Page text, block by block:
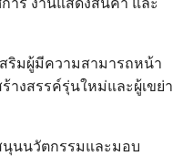
าร งานแสดงสินค้า และ
ริมผู้มีความสามารถหน้า
งสรรค์รุ่นใหม่และผู้เขย่า
นุนนวัตกรรมและมอบ